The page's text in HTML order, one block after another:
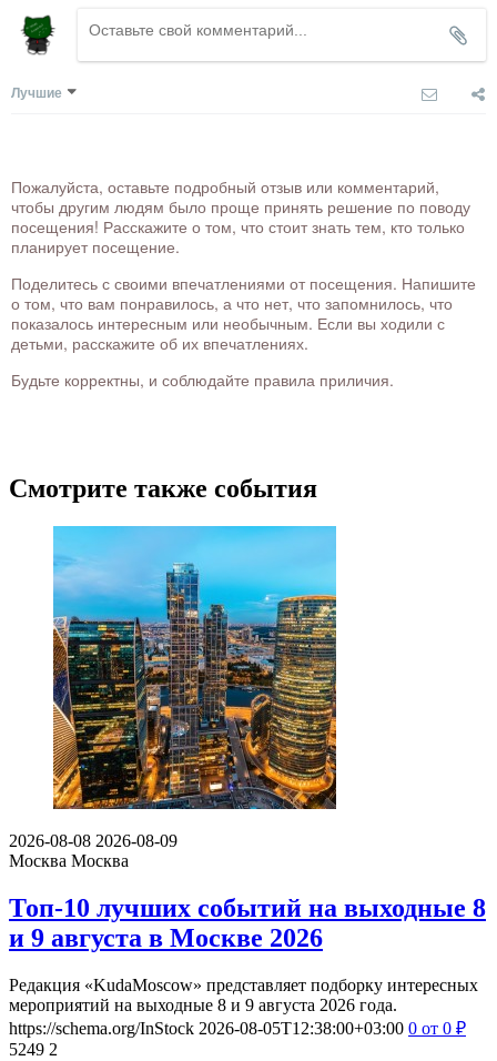
Лучшие
Пожалуйста, оставьте подробный отзыв или комментарий,
чтобы другим людям было проще принять решение по поводу
посещения! Расскажите о том, что стоит знать тем, кто только
планирует посещение.
Поделитесь с своими впечатлениями от посещения. Напишите
о том, что вам понравилось, а что нет, что запомнилось, что
показалось интересным или необычным. Если вы ходили с
детьми, расскажите об их впечатлениях.
Будьте корректны, и соблюдайте правила приличия.
Смотрите также события
2026-08-08 2026-08-09
Москва Москва
Топ-10 лучших событий на выходные 8
и 9 августа в Москве 2026
Редакция «KudaMoscow» представляет подборку интересных
мероприятий на выходные 8 и 9 августа 2026 года.
https://schema.org/InStock 2026-08-05T12:38:00+03:00 0 от 0 ₽
5249 2